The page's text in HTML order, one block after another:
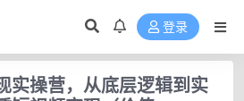
登录
实操营，从底层逻辑到实